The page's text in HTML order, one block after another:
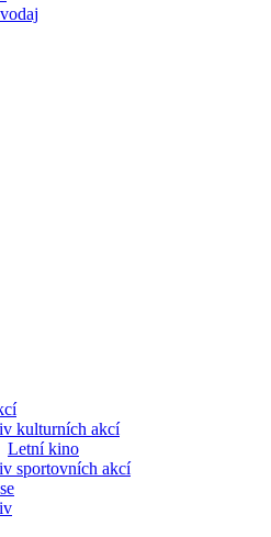
kulturních akcí
Letní kino
sportovních akcí